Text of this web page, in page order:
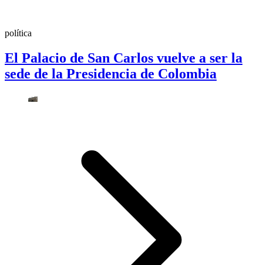
política
El Palacio de San Carlos vuelve a ser la
sede de la Presidencia de Colombia